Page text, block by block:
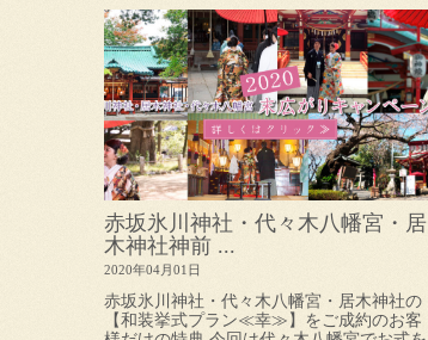
赤坂氷川神社・代々木八幡宮・居
木神社神前 ...
2020年04月01日
赤坂氷川神社・代々木八幡宮・居木神社の
【和装挙式プラン≪幸≫】をご成約のお客